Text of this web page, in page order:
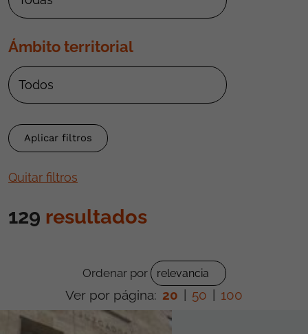
Ámbito territorial
Quitar filtros
129 resultados
Ordenar por
Ver por página: 20 50 100